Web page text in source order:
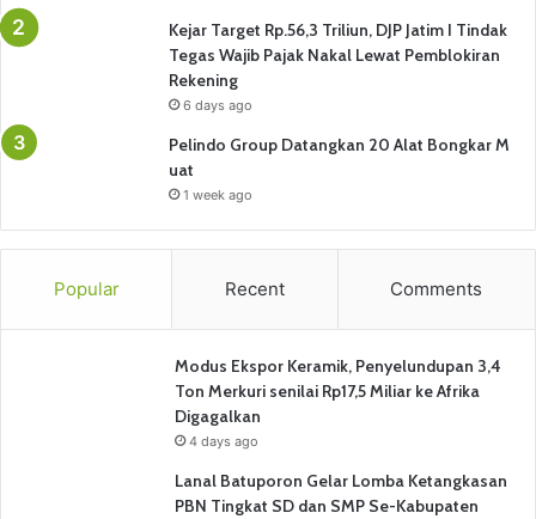
Kejar Target Rp.56,3 Triliun, DJP Jatim I Tindak
Tegas Wajib Pajak Nakal Lewat Pemblokiran
Rekening
6 days ago
Pelindo Group Datangkan 20 Alat Bongkar M
uat
1 week ago
Popular Recent Comments
Modus Ekspor Keramik, Penyelundupan 3,4
Ton Merkuri senilai Rp17,5 Miliar ke Afrika
Digagalkan
4 days ago
Lanal Batuporon Gelar Lomba Ketangkasan
PBN Tingkat SD dan SMP Se-Kabupaten